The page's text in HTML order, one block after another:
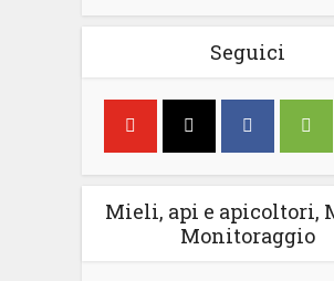
Seguici
Mieli, api e apicoltori,
Monitoraggio